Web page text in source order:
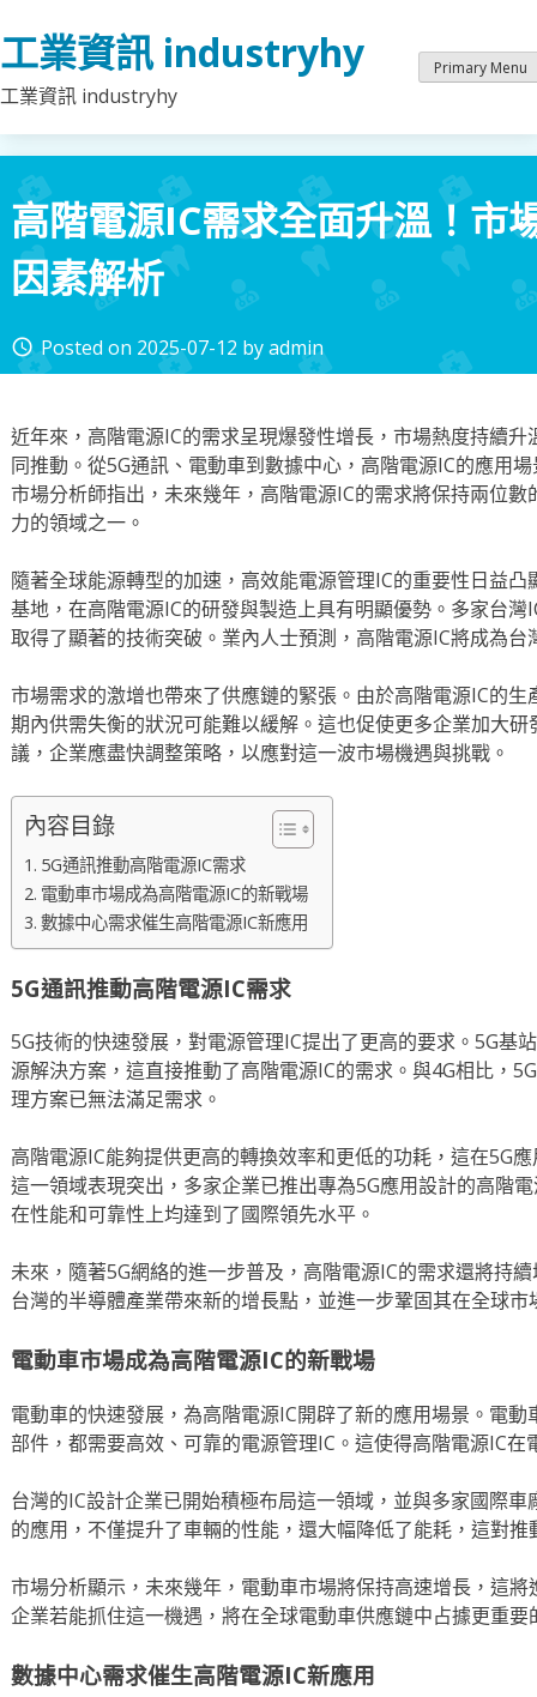
to
content
工業資訊 industryhy
工業資訊 industryhy
Primary Menu
高階電源IC需求全面升溫！市
因素解析
access_time Posted on 2025-07-12 byadmin
近年來，高階電源IC的需求呈現爆發性增長，市場熱度持續
同推動。從5G通訊、電動車到數據中心，高階電源IC的應用
市場分析師指出，未來幾年，高階電源IC的需求將保持兩位
力的領域之一。
隨著全球能源轉型的加速，高效能電源管理IC的重要性日益
基地，在高階電源IC的研發與製造上具有明顯優勢。多家台
取得了顯著的技術突破。業內人士預測，高階電源IC將成為
市場需求的激增也帶來了供應鏈的緊張。由於高階電源IC的
期內供需失衡的狀況可能難以緩解。這也促使更多企業加大
議，企業應盡快調整策略，以應對這一波市場機遇與挑戰。
內容目錄
5G通訊推動高階電源IC需求
電動車市場成為高階電源IC的新戰場
數據中心需求催生高階電源IC新應用
5G通訊推動高階電源IC需求
5G技術的快速發展，對電源管理IC提出了更高的要求。5G基
源解決方案，這直接推動了高階電源IC的需求。與4G相比，
理方案已無法滿足需求。
高階電源IC能夠提供更高的轉換效率和更低的功耗，這在5G
這一領域表現突出，多家企業已推出專為5G應用設計的高階
在性能和可靠性上均達到了國際領先水平。
未來，隨著5G網絡的進一步普及，高階電源IC的需求還將持
台灣的半導體產業帶來新的增長點，並進一步鞏固其在全球市
電動車市場成為高階電源IC的新戰場
電動車的快速發展，為高階電源IC開辟了新的應用場景。電
部件，都需要高效、可靠的電源管理IC。這使得高階電源IC
台灣的IC設計企業已開始積極布局這一領域，並與多家國際
的應用，不僅提升了車輛的性能，還大幅降低了能耗，這對
市場分析顯示，未來幾年，電動車市場將保持高速增長，這
企業若能抓住這一機遇，將在全球電動車供應鏈中占據更重要
數據中心需求催生高階電源IC新應用